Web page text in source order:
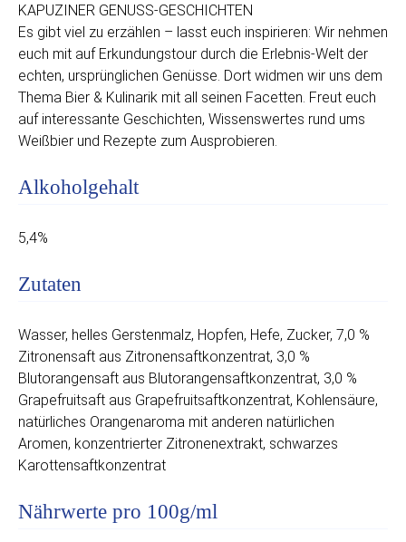
KAPUZINER GENUSS-GESCHICHTEN
Es gibt viel zu erzählen – lasst euch inspirieren: Wir nehmen
euch mit auf Erkundungstour durch die Erlebnis-Welt der
echten, ursprünglichen Genüsse. Dort widmen wir uns dem
Thema Bier & Kulinarik mit all seinen Facetten. Freut euch
auf interessante Geschichten, Wissenswertes rund ums
Weißbier und Rezepte zum Ausprobieren.
Alkoholgehalt
5,4%
Zutaten
Wasser, helles Gerstenmalz, Hopfen, Hefe, Zucker, 7,0 %
Zitronensaft aus Zitronensaftkonzentrat, 3,0 %
Blutorangensaft aus Blutorangensaftkonzentrat, 3,0 %
Grapefruitsaft aus Grapefruitsaftkonzentrat, Kohlensäure,
natürliches Orangenaroma mit anderen natürlichen
Aromen, konzentrierter Zitronenextrakt, schwarzes
Karottensaftkonzentrat
Nährwerte pro 100g/ml